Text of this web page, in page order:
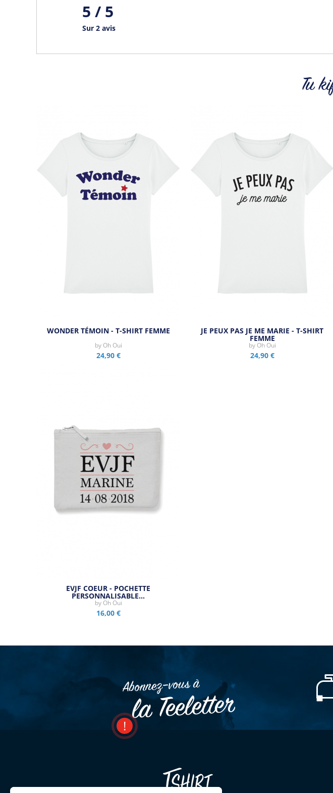
5 / 5
Sur 2 avis
Tu
WONDER TÉMOIN - T-SHIRT FEMME
by Oh Oui
24,90 €
JE PEUX PAS JE ME MARIE - T-SHIRT
FEMME
by Oh Oui
24,90 €
EVJF COEUR - POCHETTE
PERSONNALISABLE…
by Oh Oui
16,00 €
Abonnez–vous à
la Teeletter